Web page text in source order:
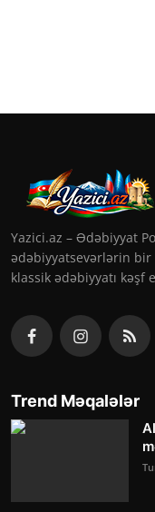
Yazici.az – Ədəbiyyat
ədəbiyyatsevərlərin
klassik ədəbiyyatı kəşf
Trend Məqalələr